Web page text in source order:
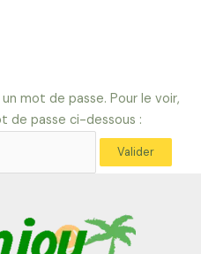
mot de passe. Pour le voir,
de passe ci-dessous :